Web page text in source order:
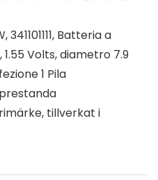
341101111, Batteria a
Volts, diametro 7.9
1 Pila
tillverkat i